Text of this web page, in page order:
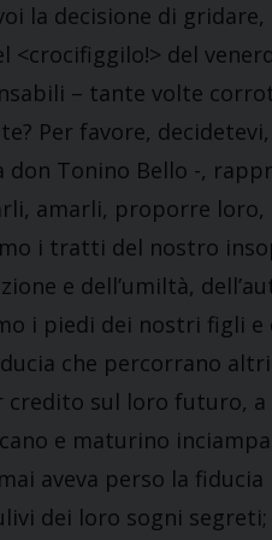
la decisione di
<crocifiggilo!> del
– tante volte
Per favore,
don Tonino Bello -,
amarli, proporre loro,
i tratti del nostro
e dell’umiltà,
i piedi dei nostri figli
che percorrano
credito sul loro futuro,
e maturino
aveva perso la
dei loro sogni